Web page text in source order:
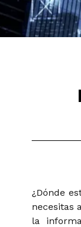
¿Dónde
necesitas
la